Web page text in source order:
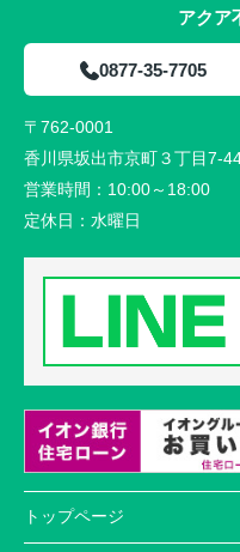
アクア
0877-35-7705
〒762-0001
香川県坂出市京町３丁目7-
営業時間： 10:00～18:00
定休日： 水曜日
トップページ